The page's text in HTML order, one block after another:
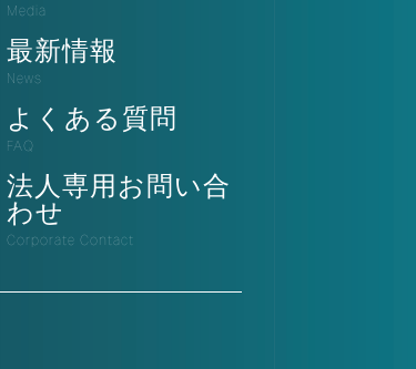
Media
最新情報
News
よくある質問
FAQ
法人専用お問い合
わせ
Corporate Contact